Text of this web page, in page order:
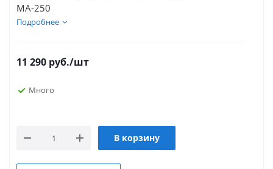
МА-250
Подробнее
11 290 руб./шт
Много
В корзину